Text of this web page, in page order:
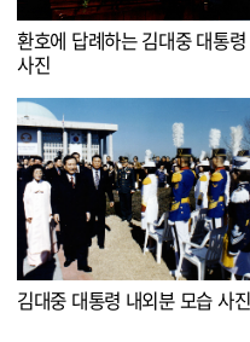
환호에 답례하는 김대중 대통령
사진
김대중 대통령 내외분 모습 사진